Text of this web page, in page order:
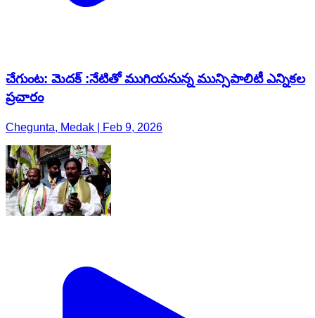
చేగుంట: మెదక్ :నేటితో ముగియనున్న మున్సిపాలిటీ ఎన్నికల
ప్రచారం
Chegunta, Medak | Feb 9, 2026